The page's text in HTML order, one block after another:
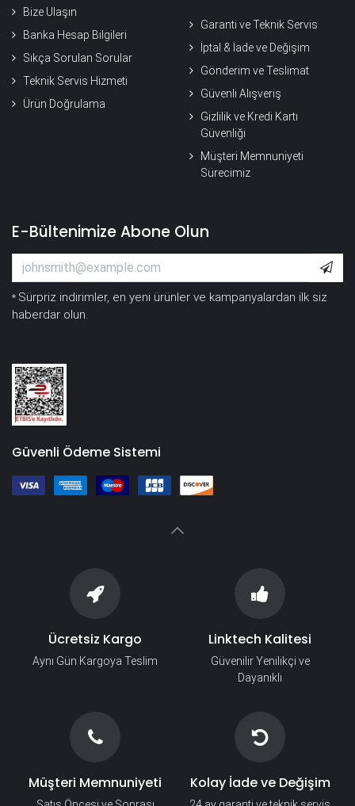
Bize Ulaşın
Banka Hesap Bilgileri
Sıkça Sorulan Sorular
Teknik Servis Hizmeti
Ürün Doğrulama
Garanti ve Teknik Servis
İptal & İade ve Değişim
Gönderim ve Teslimat
Güvenli Alışveriş
Gizlilik ve Kredi Kartı
Güvenliği
Müşteri Memnuniyeti
Sürecimiz
E-Bültenimize Abone Olun
* Sürpriz indirimler, en yeni ürünler ve kampanyalardan ilk siz
haberdar olun.
Güvenli Ödeme Sistemi
Ücretsiz Kargo
Aynı Gün Kargoya Teslim
Linktech Kalitesi
Güvenilir Yenilikçi ve
Dayanıklı
Müşteri Memnuniyeti Kolay İade ve Değişim